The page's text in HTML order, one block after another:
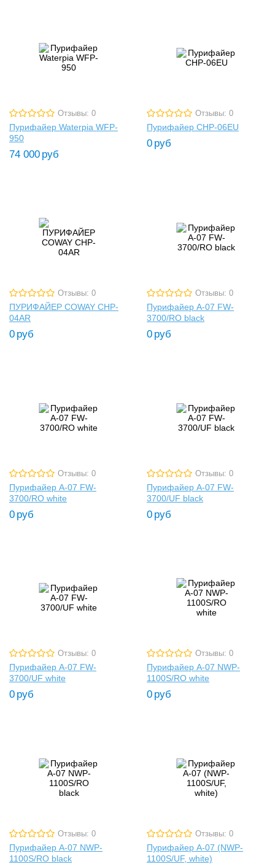
Отзывы: 0
Пурифайер Waterpia WFP-
950
74 000 руб
Отзывы: 0
Пурифайер CHP-06EU
0 руб
Отзывы: 0
ПУРИФАЙЕР COWAY CHP-
04AR
0 руб
Отзывы: 0
Пурифайер A-07 FW-
3700/RO black
0 руб
Отзывы: 0
Пурифайер A-07 FW-
3700/RO white
0 руб
Отзывы: 0
Пурифайер A-07 FW-
3700/UF black
0 руб
Отзывы: 0
Пурифайер A-07 FW-
3700/UF white
0 руб
Отзывы: 0
Пурифайер A-07 NWP-
1100S/RO white
0 руб
Отзывы: 0
Пурифайер A-07 NWP-
1100S/RO black
Отзывы: 0
Пурифайер A-07 (NWP-
1100S/UF, white)